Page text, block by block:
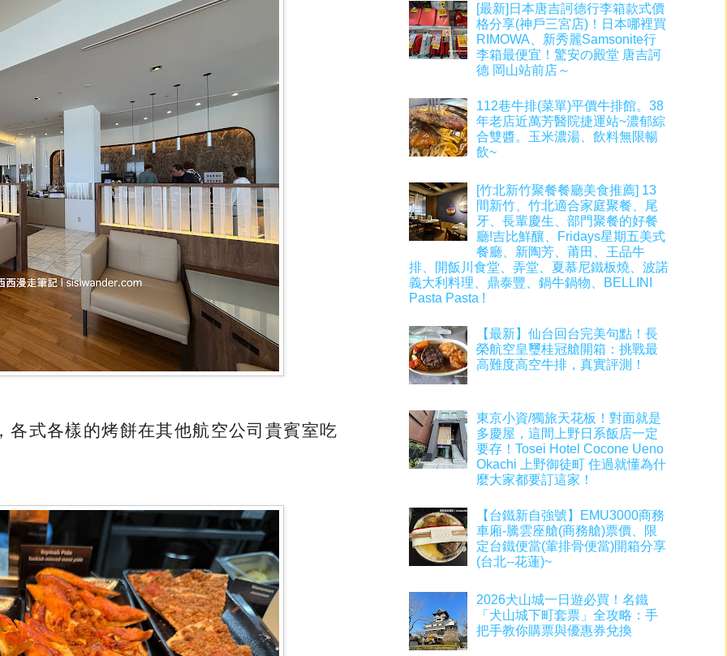
式各樣的烤餅在其他航空公司貴賓室吃
[最新]日本唐吉訶德行李箱款式價
格分享(神戶三宮店)！日本哪裡買
RIMOWA、新秀麗Samsonite行
李箱最便宜！驚安の殿堂 唐吉訶
德 岡山站前店～
112巷牛排(菜單)平價牛排館。38
年老店近萬芳醫院捷運站~濃郁綜
合雙醬。玉米濃湯、飲料無限暢
飲~
[竹北新竹聚餐餐廳美食推薦] 13
間新竹、竹北適合家庭聚餐、尾
牙、長輩慶生、部門聚餐的好餐
廳!吉比鮮釀、Fridays星期五美式
餐廳、新陶芳、莆田、王品牛
排、開飯川食堂、弄堂、夏慕尼鐵板燒、波諾
義大利料理、鼎泰豐、鍋牛鍋物、BELLINI
Pasta Pasta !
【最新】仙台回台完美句點！長
榮航空皇璽桂冠艙開箱：挑戰最
高難度高空牛排，真實評測！
東京小資/獨旅天花板！對面就是
多慶屋，這間上野日系飯店一定
要存！Tosei Hotel Cocone Ueno
Okachi 上野御徒町 住過就懂為什
麼大家都要訂這家！
【台鐵新自強號】EMU3000商務
車廂-騰雲座艙(商務艙)票價、限
定台鐵便當(葷排骨便當)開箱分享
(台北--花蓮)~
2026犬山城一日遊必買！名鐵
「犬山城下町套票」全攻略：手
把手教你購票與優惠券兌換